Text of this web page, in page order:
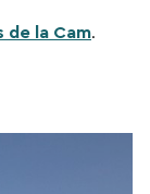
de la Cam.